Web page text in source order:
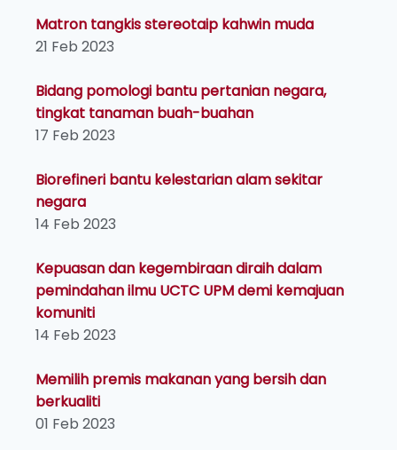
Matron tangkis stereotaip kahwin muda
21 Feb 2023
Bidang pomologi bantu pertanian negara,
tingkat tanaman buah-buahan
17 Feb 2023
Biorefineri bantu kelestarian alam sekitar
negara
14 Feb 2023
Kepuasan dan kegembiraan diraih dalam
pemindahan ilmu UCTC UPM demi kemajuan
komuniti
14 Feb 2023
Memilih premis makanan yang bersih dan
berkualiti
01 Feb 2023